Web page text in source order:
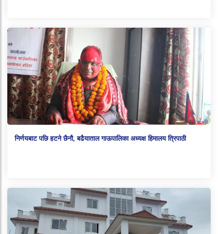
निर्णयबाट पछि हटने छैनौ, बढैयाताल गाऊपालिका अध्यक्ष हिमालय त्रिपाठी